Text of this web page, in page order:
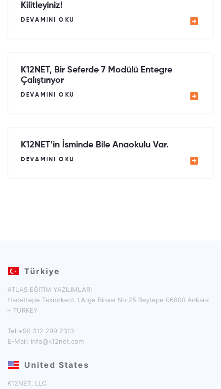
Kilitleyiniz!
DEVAMINI OKU
K12NET, Bir Seferde 7 Modülü Entegre
Çalıştırıyor
DEVAMINI OKU
K12NET’in İsminde Bile Anaokulu Var.
DEVAMINI OKU
Türkiye
ATLAS EĞİTİM YAZILIMLARI
Hacettepe Teknokent 1.Arge Binası No:25 Beytepe 06800 Ankara
– TURKEY
Tel:+90 312 299 2313
E-Mail: info@k12net.com
United States
K12NET, LLC